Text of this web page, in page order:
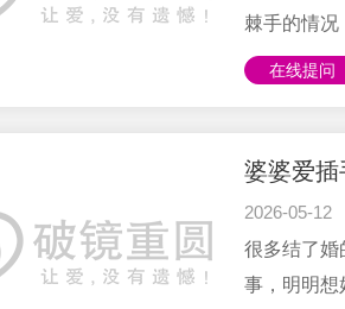
白......
棘手的情
这种情况
家长的支持
感关系中
父母是嫌
种认知。然
在线提问
婆婆爱
2026-05-12
很多结了婚
事，明明想